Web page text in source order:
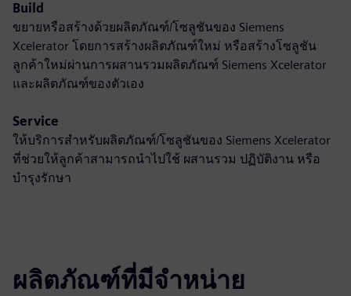
Build
ขยายหรือสร้างด้วยผลิตภัณฑ์/โซลูชันของ Siemens
Xcelerator โดยการสร้างผลิตภัณฑ์ใหม่ หรือสร้างโซลูชัน
ลูกค้าใหม่ผ่านการผสานรวมผลิตภัณฑ์ Siemens Xcelerator
และผลิตภัณฑ์ของตัวเอง
Service
ให้บริการสำหรับผลิตภัณฑ์/โซลูชันของ Siemens Xcelerator
ที่ช่วยให้ลูกค้าสามารถนำไปใช้ ผสานรวม ปฏิบัติงาน หรือ
บำรุงรักษา
ผลิตภัณฑ์ที่มีจำหน่าย